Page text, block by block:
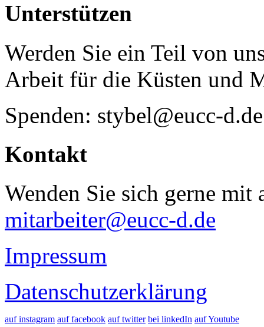
Unterstützen
Werden Sie ein Teil von
Arbeit für die Küsten und
Spenden: stybel@eucc-d.de
Kontakt
Wenden Sie sich gerne mit
mitarbeiter@eucc-d.de
Impressum
Datenschutzerklärung
auf instagram auf facebook auf twitter bei linkedIn auf Youtube